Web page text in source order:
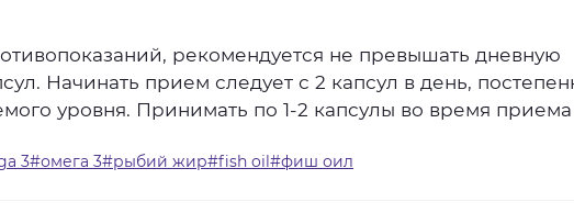
рекомендуется не превышать дневную
Начинать прием следует с 2 капсул в день,
уровня. Принимать по 1-2 капсулы во время приема
3#омега 3#рыбий жир#fish oil#фиш оил